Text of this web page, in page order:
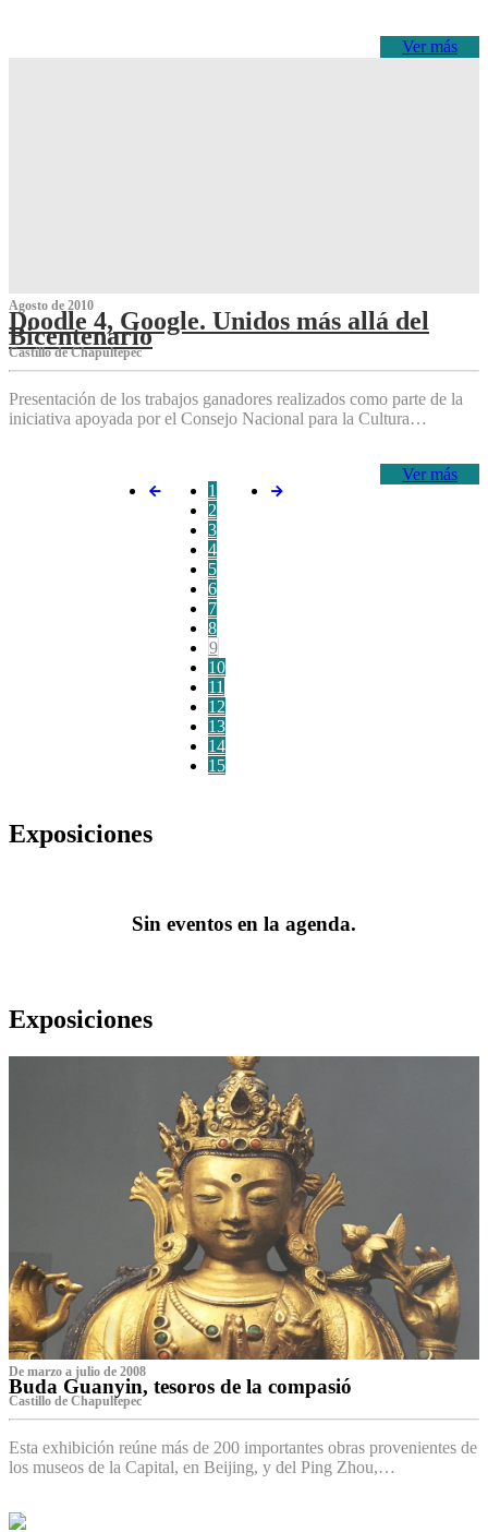
Ver más
Agosto de 2010
Doodle 4, Google. Unidos más allá del
Bicentenario
Castillo de Chapultepec
Presentación de los trabajos ganadores realizados como parte de la
iniciativa apoyada por el Consejo Nacional para la Cultura…
Ver más
1
2
3
4
5
6
7
8
9
10
11
12
13
14
15
Exposiciones
Sin eventos en la agenda.
Exposiciones
De marzo a julio de 2008
Buda Guanyin, tesoros de la compasió
Castillo de Chapultepec
Esta exhibición reúne más de 200 importantes obras provenientes de
los museos de la Capital, en Beijing, y del Ping Zhou,…